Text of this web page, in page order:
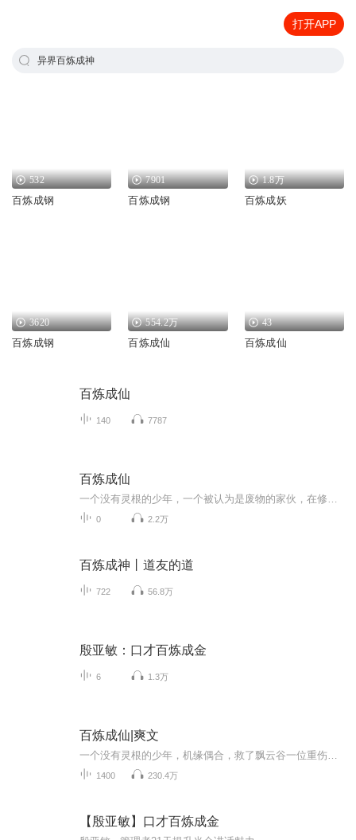
打开APP
异界百炼成神
532
百炼成钢
7901
百炼成钢
1.8万
百炼成妖
3620
百炼成钢
554.2万
百炼成仙
43
百炼成仙
百炼成仙
140 7787
百炼成仙
0 2.2万
百炼成神丨道友的道
722 56.8万
殷亚敏：口才百炼成金
6 1.3万
百炼成仙|爽文
1400 230.4万
【殷亚敏】口才百炼成金